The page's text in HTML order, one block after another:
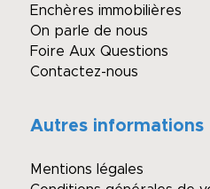
Enchères immobilières
On parle de nous
Foire Aux Questions
Contactez-nous
Autres informations
Mentions légales